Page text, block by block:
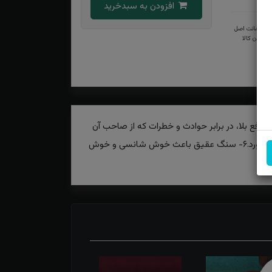
ضمانت اصل
بودن کالا
​​​​۱- یکی از خواص سنگ عقیق یمنی همراه داشتن آن فقر را دور می‌کند از بین می برد.۲- باعث فراخی و زیادی رزق و روزی می شود.۳- دفع بلا، در برابر حوادث و خطرات که از صاحب آن
محافظت می کند.۴- برای محافظت از چشم زخم توصیه شده است.۵- ترس را از بین می‌برد و شجاعت را برای صاحبش به ارمغان می آورد.۶- سنگ عقیق باعث خوش شانسی و خوش